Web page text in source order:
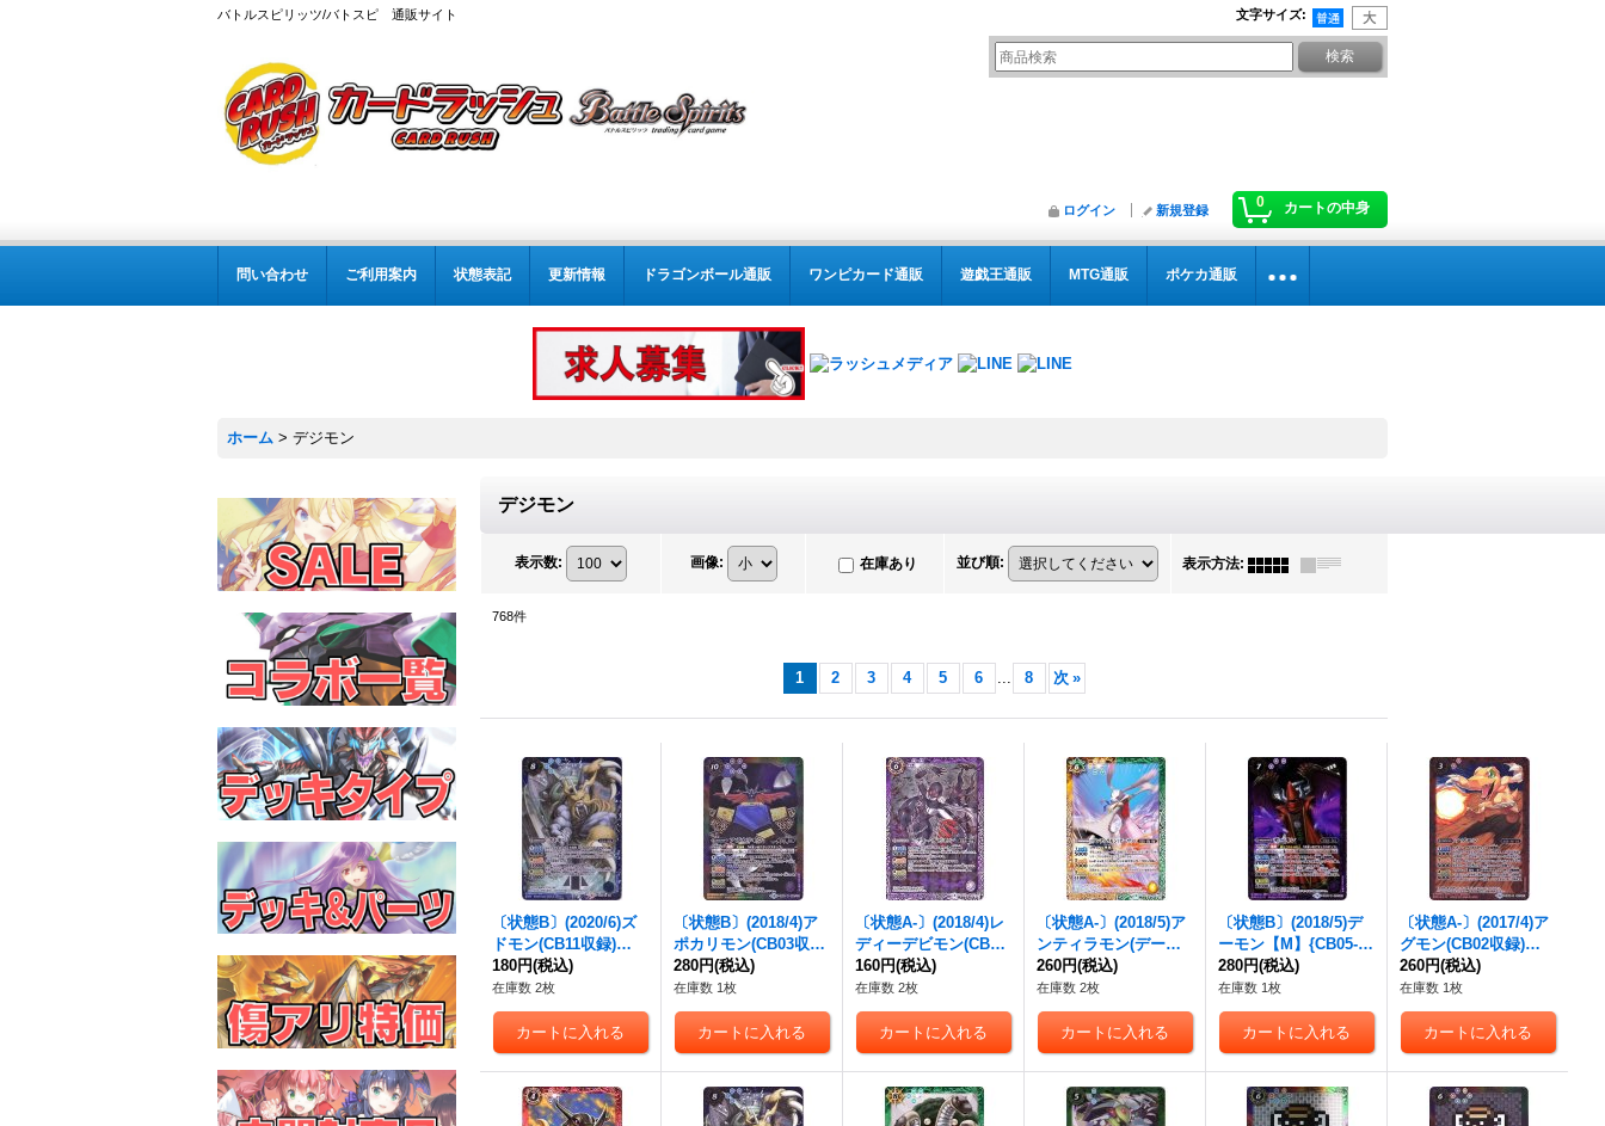
バトルスピリッツ/バトスピ 通販サイト 文字サイズ:
0 カートの中身
ログイン 新規登録
問い合わせ ご利用案内 状態表記 更新情報 ドラゴンボール通販 ワンピカード通販 遊戯王通販 MTG通販 ポケカ通販
ホーム > デジモン
デジモン
表示数: 画像: 在庫あり 並び順: 表示方法:
768件
1 2 3 4 5 6 ... 8 次 »
〔状態B〕(2020/6)ズ
ドモン(CB11収録)
【X】{CB02-X08}
《青》
180円(税込)
在庫数 2枚
〔状態B〕(2018/4)ア
ポカリモン(CB03収録)
【M】{CB02-059}
《多》
280円(税込)
在庫数 1枚
〔状態A-〕(2018/4)レ
ディーデビモン(CB03
収録)【C】{CB02-01
6}《紫》
160円(税込)
在庫数 2枚
〔状態A-〕(2018/5)ア
ンティラモン(デーヴ
ァ)【M】{CB07-039}
《多》
260円(税込)
在庫数 2枚
〔状態B〕(2018/5)デ
ーモン【M】{CB05-01
6}《紫》
280円(税込)
在庫数 1枚
〔状態A-〕(2017/4)ア
グモン(CB02収録)
【R】{CB02-001}
《赤》
260円(税込)
在庫数 1枚